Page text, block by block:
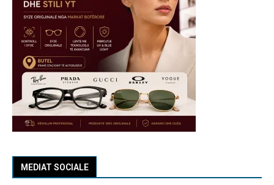
MEDIAT SOCIALE